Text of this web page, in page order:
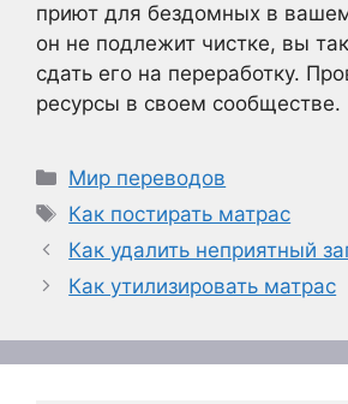
приют для бездомных в
он не подлежит чистке, вы
сдать его на переработку.
ресурсы в своем сообществе.
Рубрики
Мир переводов
Метки
Как постирать матрас
Как удалить неприятный
Как утилизировать матрас